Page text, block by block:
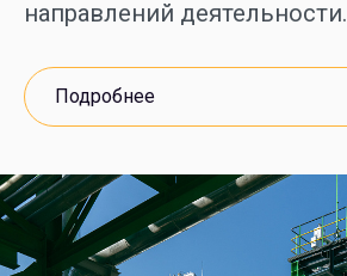
направлений деятельности.
Подробнее